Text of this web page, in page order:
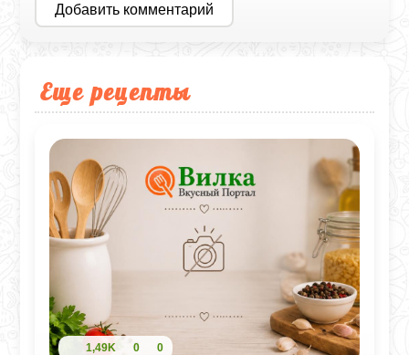
Добавить комментарий
Еще рецепты
1,49K 0 0